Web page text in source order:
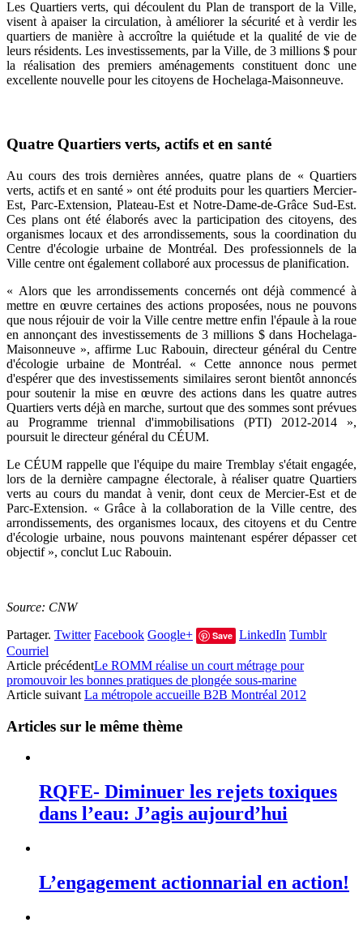
Les Quartiers verts, qui découlent du Plan de transport de la Ville,
visent à apaiser la circulation, à améliorer la sécurité et à verdir les
quartiers de manière à accroître la quiétude et la qualité de vie de
leurs résidents. Les investissements, par la Ville, de 3 millions $ pour
la réalisation des premiers aménagements constituent donc une
excellente nouvelle pour les citoyens de Hochelaga-Maisonneuve.
Quatre Quartiers verts, actifs et en santé
Au cours des trois dernières années, quatre plans de « Quartiers
verts, actifs et en santé » ont été produits pour les quartiers Mercier-
Est, Parc-Extension, Plateau-Est et Notre-Dame-de-Grâce Sud-Est.
Ces plans ont été élaborés avec la participation des citoyens, des
organismes locaux et des arrondissements, sous la coordination du
Centre d'écologie urbaine de Montréal. Des professionnels de la
Ville centre ont également collaboré aux processus de planification.
« Alors que les arrondissements concernés ont déjà commencé à
mettre en œuvre certaines des actions proposées, nous ne pouvons
que nous réjouir de voir la Ville centre mettre enfin l'épaule à la roue
en annonçant des investissements de 3 millions $ dans Hochelaga-
Maisonneuve », affirme Luc Rabouin, directeur général du Centre
d'écologie urbaine de Montréal. « Cette annonce nous permet
d'espérer que des investissements similaires seront bientôt annoncés
pour soutenir la mise en œuvre des actions dans les quatre autres
Quartiers verts déjà en marche, surtout que des sommes sont prévues
au Programme triennal d'immobilisations (PTI) 2012-2014 »,
poursuit le directeur général du CÉUM.
Le CÉUM rappelle que l'équipe du maire Tremblay s'était engagée,
lors de la dernière campagne électorale, à réaliser quatre Quartiers
verts au cours du mandat à venir, dont ceux de Mercier-Est et de
Parc-Extension. « Grâce à la collaboration de la Ville centre, des
arrondissements, des organismes locaux, des citoyens et du Centre
d'écologie urbaine, nous pouvons maintenant espérer dépasser cet
objectif », conclut Luc Rabouin.
Source: CNW
Partager. Twitter Facebook Google+ Save LinkedIn Tumblr
Courriel
Article précédentLe ROMM réalise un court métrage pour
promouvoir les bonnes pratiques de plongée sous-marine
Article suivant La métropole accueille B2B Montréal 2012
Articles sur le même thème
RQFE- Diminuer les rejets toxiques
dans l’eau: J’agis aujourd’hui
L’engagement actionnarial en action!